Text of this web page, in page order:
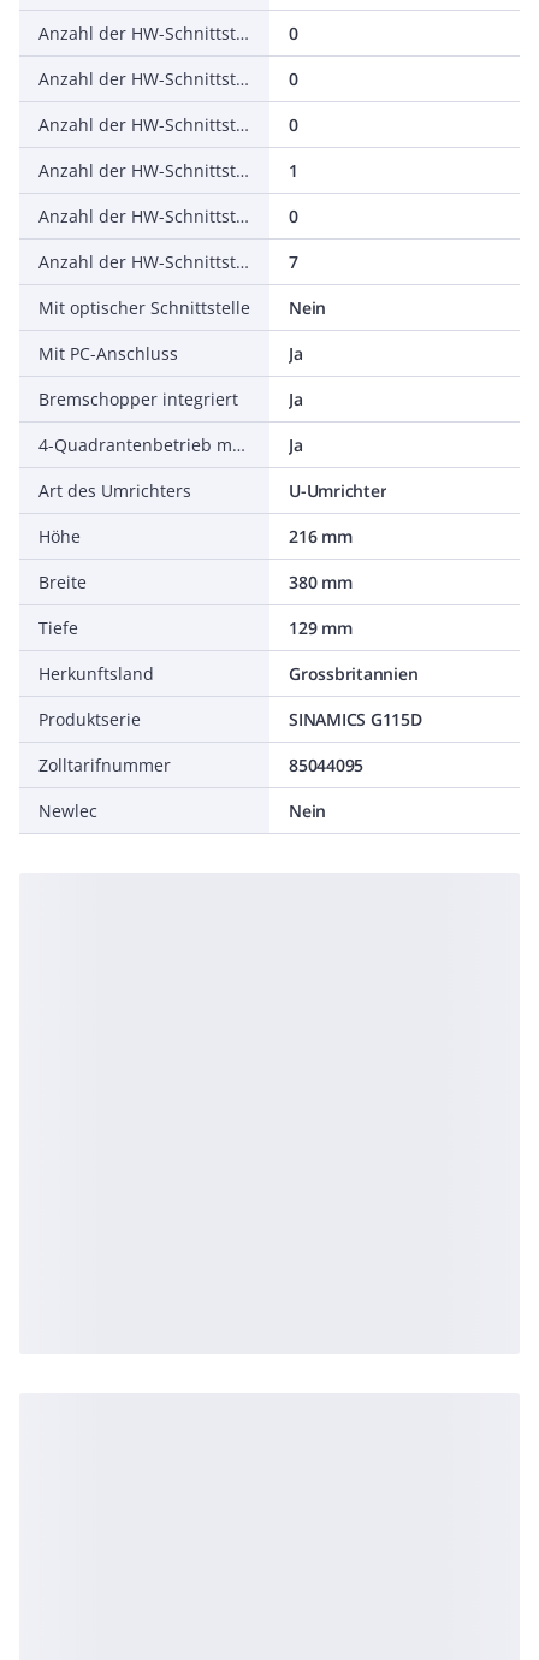
Anzahl der HW-Schnittstellen seriell RS-422
0
Anzahl der HW-Schnittstellen seriell RS-485
0
Anzahl der HW-Schnittstellen seriell TTY
0
Anzahl der HW-Schnittstellen USB
1
Anzahl der HW-Schnittstellen parallel
0
Anzahl der HW-Schnittstellen sonstige
7
Mit optischer Schnittstelle
Nein
Mit PC-Anschluss
Ja
Bremschopper integriert
Ja
4-Quadrantenbetrieb möglich
Ja
Art des Umrichters
U-Umrichter
Höhe
216 mm
Breite
380 mm
Tiefe
129 mm
Herkunftsland
Grossbritannien
Produktserie
SINAMICS G115D
Zolltarifnummer
85044095
Newlec
Nein